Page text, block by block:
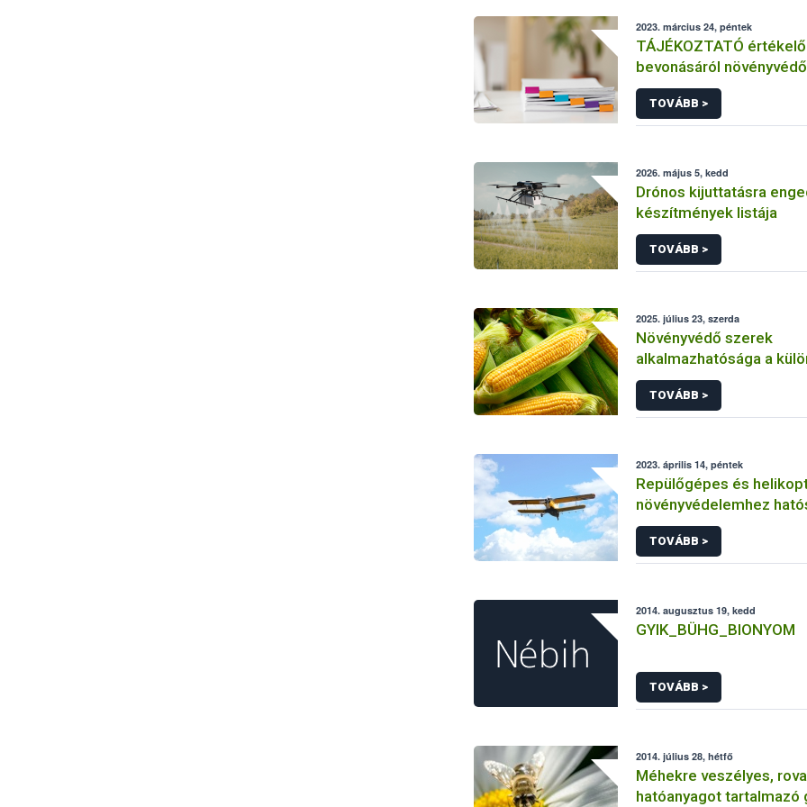
2023. március 24, péntek
TÁJÉKOZTATÓ
bevonásáról
hatóanyag és
engedélyezésére,
engedély
TOVÁBB >
2026. május 5, kedd
Drónos kijuttatásra
készítmények listája
TOVÁBB >
2025. július 23, szerda
Növényvédő szerek
alkalmazhatósága a
kukorica kultúrákban
TOVÁBB >
2023. április 14, péntek
Repülőgépes és
növényvédelemhez
engedéllyel rendelkező
TOVÁBB >
2014. augusztus 19, kedd
GYIK_BÜHG_BIONYOM
TOVÁBB >
2014. július 28, hétfő
Méhekre veszélyes,
hatóanyagot tartalmazó